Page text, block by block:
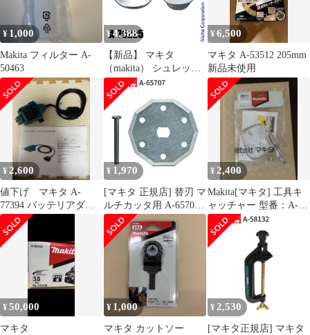
¥ 1,000
Makita フィルター A-
50463
¥4,388
【新品】 マキタ
（makita） シュレッダ
ーブレード付属セット
品 A-75225 草刈機 刈払
機 刈払い機 アクセサリ
ー
¥6,500
マキタ A-53512 205mm
新品未使用
¥ 2,600
値下げ マキタ A-
77394 バッテリアダプ
タ 1.6m
¥ 1,970
[マキタ 正規店] 替刃 マ
ルチカッタ用 A-65707
ロックピン付(刃物交換
用)
¥ 2,400
Makita[マキタ] 工具キ
ャッチャー 型番：A-
58419 新品未使用品
¥50,000
マキタ
¥ 1,000
マキタ カットソー
¥ 2,530
[マキタ正規店] マキタ